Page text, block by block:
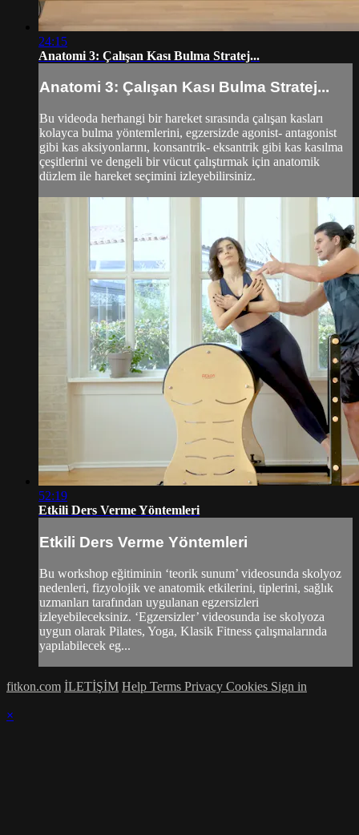
24:15
Anatomi 3: Çalışan Kası Bulma Stratej...
Anatomi 3: Çalışan Kası Bulma Stratej...
Bu videoda herhangi bir hareket sırasında çalışan kasları
kolayca bulma yöntemlerini, egzersizde agonist- antagonist
gibi kas aksiyonlarını, konsantrik- eksantrik gibi kas kasılma
çeşitlerini ve dengeli bir vücut çalıştırmak için anatomik
düzlem ile hareket seçimini izleyebilirsiniz.
52:19
Etkili Ders Verme Yöntemleri
Etkili Ders Verme Yöntemleri
Bu workshop eğitiminin ‘teorik sunum’ videosunda skolyoz
nedenleri, fizyolojik ve anatomik etkilerini, tiplerini, sağlık
uzmanları tarafından uygulanan egzersizleri
izleyebileceksiniz. ‘Egzersizler’ videosunda ise skolyoza
uygun olarak Pilates, Yoga, Klasik Fitness çalışmalarında
yapılabilecek eg...
fitkon.com İLETİŞİM Help Terms Privacy Cookies Sign in
×